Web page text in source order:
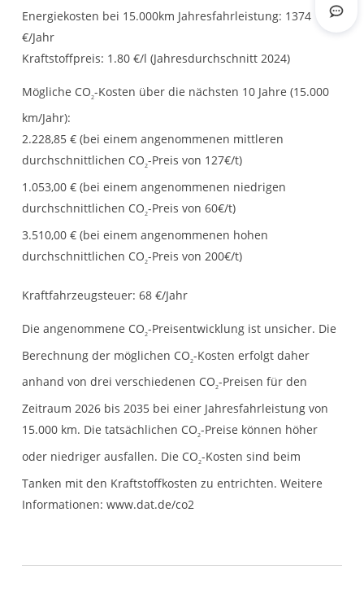
Energiekosten bei 15.000km Jahresfahrleistung: 1374
€/Jahr
Kraftstoffpreis: 1.80 €/l (Jahresdurchschnitt 2024)
Mögliche CO2-Kosten über die nächsten 10 Jahre (15.000
km/Jahr):
2.228,85 € (bei einem angenommenen mittleren
durchschnittlichen CO2-Preis von 127€/t)
1.053,00 € (bei einem angenommenen niedrigen
durchschnittlichen CO2-Preis von 60€/t)
3.510,00 € (bei einem angenommenen hohen
durchschnittlichen CO2-Preis von 200€/t)
Kraftfahrzeugsteuer: 68 €/Jahr
Die angenommene CO2-Preisentwicklung ist unsicher. Die
Berechnung der möglichen CO2-Kosten erfolgt daher
anhand von drei verschiedenen CO2-Preisen für den
Zeitraum 2026 bis 2035 bei einer Jahresfahrleistung von
15.000 km. Die tatsächlichen CO2-Preise können höher
oder niedriger ausfallen. Die CO2-Kosten sind beim
Tanken mit den Kraftstoffkosten zu entrichten. Weitere
Informationen: www.dat.de/co2